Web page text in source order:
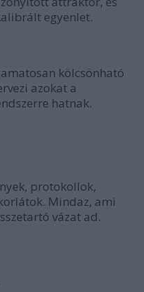
egyenlet.
kölcsönható
azokat a
hatnak.
protokollok,
Mindaz, ami
vázat ad.